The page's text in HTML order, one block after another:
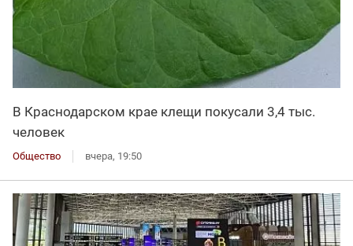
В Краснодарском крае клещи покусали 3,4 тыс.
человек
Общество вчера, 19:50